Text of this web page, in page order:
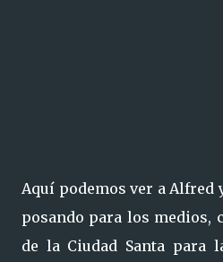
Aquí podemos ver a Alfred
posando para los medios,
de la Ciudad Santa para